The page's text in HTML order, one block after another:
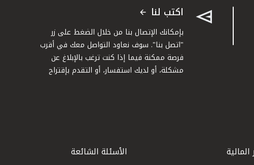
اكتب لنا
بإمكانك الإتصال بنا من خلال الضغط على زر
"اتصل بنا". سوف نعاود التواصل معك في أقرب
فرصة ممكنة فيما إذا كنت ترغب بالإبلاغ عن
مشكلة، أو لديك استفسار، أو التقدم بإقتراح
المالية
الأسئلة الشائعة